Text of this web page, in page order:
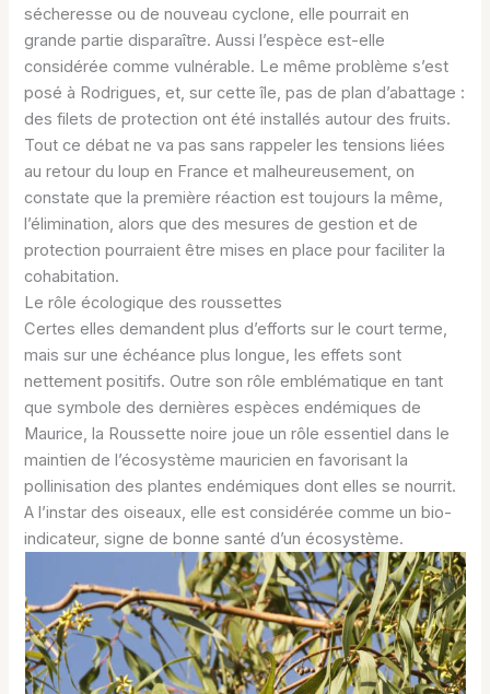
sécheresse ou de nouveau cyclone, elle pourrait en
grande partie disparaître. Aussi l’espèce est-elle
considérée comme vulnérable. Le même problème s’est
posé à Rodrigues, et, sur cette île, pas de plan d’abattage :
des filets de protection ont été installés autour des fruits.
Tout ce débat ne va pas sans rappeler les tensions liées
au retour du loup en France et malheureusement, on
constate que la première réaction est toujours la même,
l’élimination, alors que des mesures de gestion et de
protection pourraient être mises en place pour faciliter la
cohabitation.
Le rôle écologique des roussettes
Certes elles demandent plus d’efforts sur le court terme,
mais sur une échéance plus longue, les effets sont
nettement positifs. Outre son rôle emblématique en tant
que symbole des dernières espèces endémiques de
Maurice, la Roussette noire joue un rôle essentiel dans le
maintien de l’écosystème mauricien en favorisant la
pollinisation des plantes endémiques dont elles se nourrit.
A l’instar des oiseaux, elle est considérée comme un bio-
indicateur, signe de bonne santé d’un écosystème.